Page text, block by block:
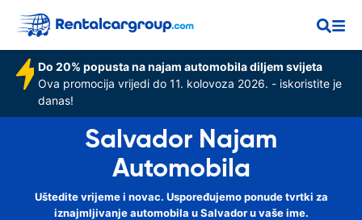
Do 20% popusta na najam automobila diljem svijeta
Ova promocija vrijedi do 11. kolovoza 2026. - iskoristite je
danas!
Salvador Najam
Automobila
Uštedite vrijeme i novac. Uspoređujemo ponude tvrtki za
iznajmljivanje automobila u Salvador u vaše ime.